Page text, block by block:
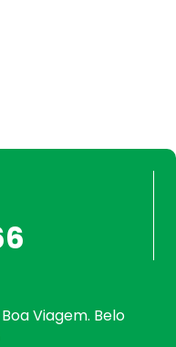
Viagem. Belo